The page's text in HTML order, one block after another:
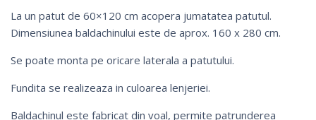
La un patut de 60×120 cm acopera jumatatea patutul.
Dimensiunea baldachinului este de aprox. 160 x 280 cm.
Se poate monta pe oricare laterala a patutului.
Fundita se realizeaza in culoarea lenjeriei.
Baldachinul este fabricat din voal, permite patrunderea